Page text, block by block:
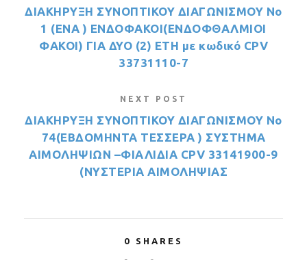
ΔΙΑΚΗΡΥΞΗ ΣΥΝΟΠΤΙΚΟΥ ΔΙΑΓΩΝΙΣΜΟΥ Νο
1 (ENA ) ENΔΟΦΑΚΟΙ(ΕΝΔΟΦΘΑΛΜΙΟΙ
ΦΑΚΟΙ) ΓΙΑ ΔΥΟ (2) ΕΤΗ με κωδικό CPV
33731110-7
NEXT POST
ΔΙΑΚΗΡΥΞΗ ΣΥΝΟΠΤΙΚΟΥ ΔΙΑΓΩΝΙΣΜΟΥ Νο
74(ΕΒΔΟΜΗΝΤΑ ΤΕΣΣΕΡΑ ) ΣΥΣΤΗΜΑ
ΑΙΜΟΛΗΨΙΩΝ –ΦΙΑΛΙΔΙΑ CPV 33141900-9
(ΝΥΣΤΕΡΙΑ ΑΙΜΟΛΗΨΙΑΣ
0 SHARES